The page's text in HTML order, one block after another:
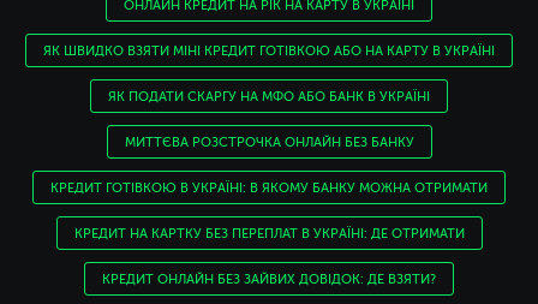
ОНЛАЙН КРЕДИТ НА РІК НА КАРТУ В УКРАЇНІ
ЯК ШВИДКО ВЗЯТИ МІНІ КРЕДИТ ГОТІВКОЮ АБО НА КАРТУ В УКРАЇНІ
ЯК ПОДАТИ СКАРГУ НА МФО АБО БАНК В УКРАЇНІ
МИТТЄВА РОЗСТРОЧКА ОНЛАЙН БЕЗ БАНКУ
КРЕДИТ ГОТІВКОЮ В УКРАЇНІ: В ЯКОМУ БАНКУ МОЖНА ОТРИМАТИ
КРЕДИТ НА КАРТКУ БЕЗ ПЕРЕПЛАТ В УКРАЇНІ: ДЕ ОТРИМАТИ
КРЕДИТ ОНЛАЙН БЕЗ ЗАЙВИХ ДОВІДОК: ДЕ ВЗЯТИ?